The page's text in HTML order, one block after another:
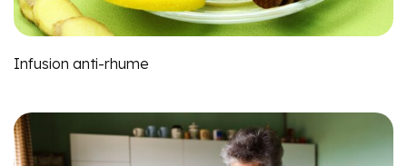
Infusion anti-rhume